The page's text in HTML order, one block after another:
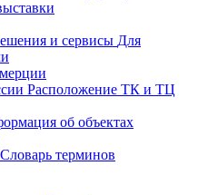
и сервисы Для
Расположение ТК и ТЦ
об объектах
Словарь терминов